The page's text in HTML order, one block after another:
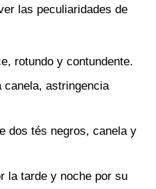
las peculiaridades de
rotundo y contundente.
canela, astringencia
dos tés negros, canela y
la tarde y noche por su